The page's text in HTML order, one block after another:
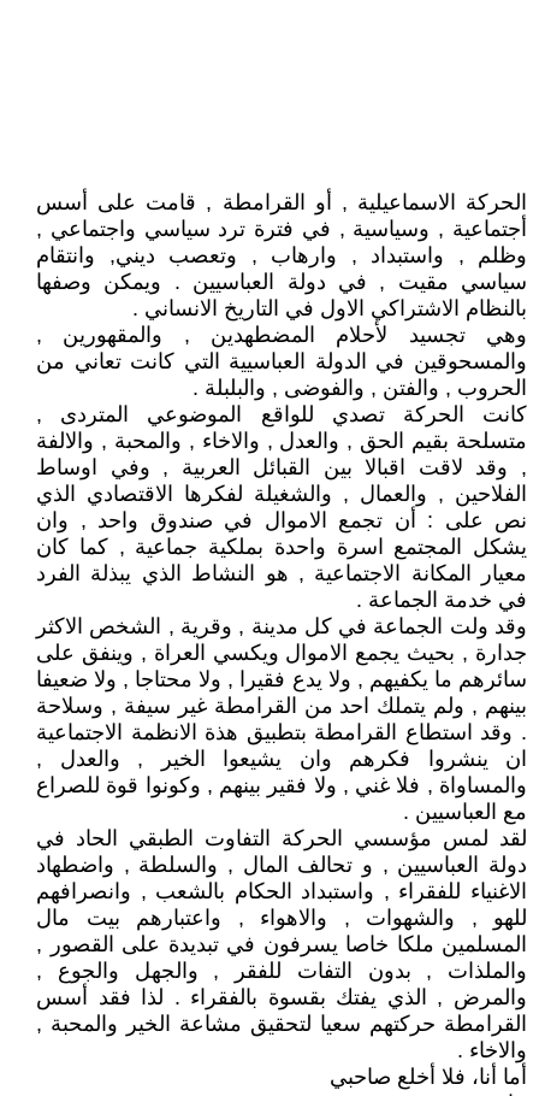
الحركة الاسماعيلية , أو القرامطة , قامت على أسس
أجتماعية , وسياسية , في فترة ترد سياسي واجتماعي ,
وظلم , واستبداد , وارهاب , وتعصب ديني, وانتقام
سياسي مقيت , في دولة العباسيين . ويمكن وصفها
بالنظام الاشتراكي الاول في التاريخ الانساني .
وهي تجسيد لأحلام المضطهدين , والمقهورين ,
والمسحوقين في الدولة العباسيية التي كانت تعاني من
الحروب , والفتن , والفوضى , والبلبلة .
كانت الحركة تصدي للواقع الموضوعي المتردى ,
متسلحة بقيم الحق , والعدل , والاخاء , والمحبة , والالفة
, وقد لاقت اقبالا بين القبائل العربية , وفي اوساط
الفلاحين , والعمال , والشغيلة لفكرها الاقتصادي الذي
نص على : أن تجمع الاموال في صندوق واحد , وان
يشكل المجتمع اسرة واحدة بملكية جماعية , كما كان
معيار المكانة الاجتماعية , هو النشاط الذي يبذلة الفرد
في خدمة الجماعة .
وقد ولت الجماعة في كل مدينة , وقرية , الشخص الاكثر
جدارة , بحيث يجمع الاموال ويكسي العراة , وينفق على
سائرهم ما يكفيهم , ولا يدع فقيرا , ولا محتاجا , ولا ضعيفا
بينهم , ولم يتملك احد من القرامطة غير سيفة , وسلاحة
. وقد استطاع القرامطة بتطبيق هذة الانظمة الاجتماعية
ان ينشروا فكرهم وان يشيعوا الخير , والعدل ,
والمساواة , فلا غني , ولا فقير بينهم , وكونوا قوة للصراع
مع العباسيين .
لقد لمس مؤسسي الحركة التفاوت الطبقي الحاد في
دولة العباسيين , و تحالف المال , والسلطة , واضطهاد
الاغنياء للفقراء , واستبداد الحكام بالشعب , وانصرافهم
للهو , والشهوات , والاهواء , واعتبارهم بيت مال
المسلمين ملكا خاصا يسرفون في تبديدة على القصور ,
والملذات , بدون التفات للفقر , والجهل والجوع ,
والمرض , الذي يفتك بقسوة بالفقراء . لذا فقد أسس
القرامطة حركتهم سعيا لتحقيق مشاعة الخير والمحبة ,
والاخاء .
أما أنا، فلا أخلع صاحبي